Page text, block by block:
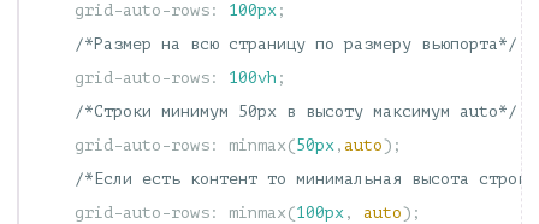
grid-auto-rows : 100px ;
/*Размер на всю страницу по размеру вьюпорта*/
grid-auto-rows : 100vh ;
/*Строки минимум 50px в высоту максимум auto*/
grid-auto-rows : minmax (50px , auto);
/*Если есть контент то минимальная высота
grid-auto-rows : minmax (100px , auto);